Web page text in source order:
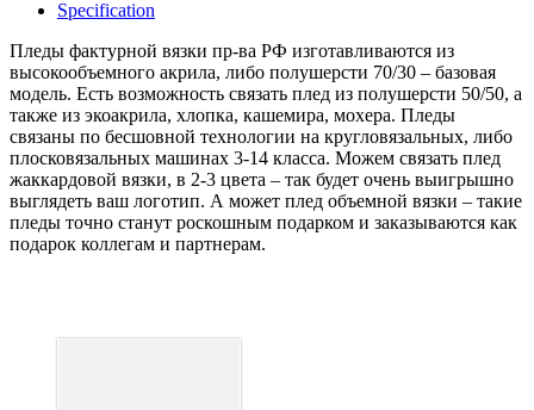
Specification
Пледы фактурной вязки пр-ва РФ изготавливаются из
высокообъемного акрила, либо полушерсти 70/30 – базовая
модель. Есть возможность связать плед из полушерсти 50/50, а
также из экоакрила, хлопка, кашемира, мохера. Пледы
связаны по бесшовной технологии на кругловязальных, либо
плосковязальных машинах 3-14 класса. Можем связать плед
жаккардовой вязки, в 2-3 цвета – так будет очень выигрышно
выглядеть ваш логотип. А может плед объемной вязки – такие
пледы точно станут роскошным подарком и заказываются как
подарок коллегам и партнерам.